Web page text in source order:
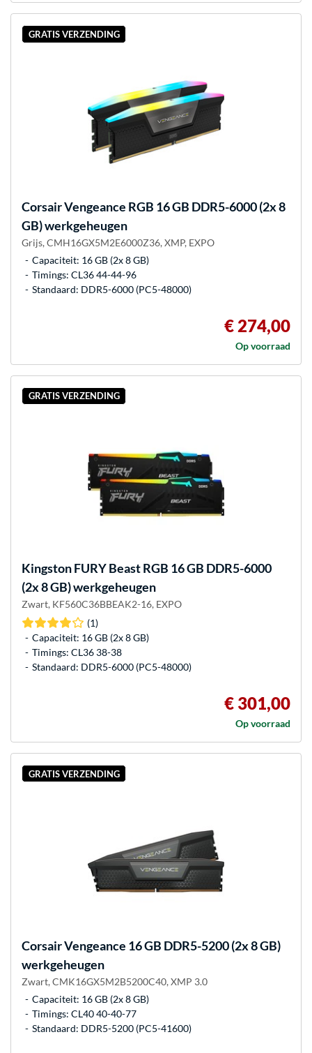
GRATIS VERZENDING
CorsairVengeance RGB 16 GB DDR5-6000 (2x 8
GB) werkgeheugen
Grijs, CMH16GX5M2E6000Z36, XMP, EXPO
Capaciteit: 16 GB (2x 8 GB)
Timings: CL36 44-44-96
Standaard: DDR5-6000 (PC5-48000)
€ 274,00
Op voorraad
GRATIS VERZENDING
Kingston FURYBeast RGB 16 GB DDR5-6000
(2x 8 GB) werkgeheugen
Zwart, KF560C36BBEAK2-16, EXPO
(1)
Capaciteit: 16 GB (2x 8 GB)
Timings: CL36 38-38
Standaard: DDR5-6000 (PC5-48000)
€ 301,00
Op voorraad
GRATIS VERZENDING
CorsairVengeance 16 GB DDR5-5200 (2x 8 GB)
werkgeheugen
Zwart, CMK16GX5M2B5200C40, XMP 3.0
Capaciteit: 16 GB (2x 8 GB)
Timings: CL40 40-40-77
Standaard: DDR5-5200 (PC5-41600)